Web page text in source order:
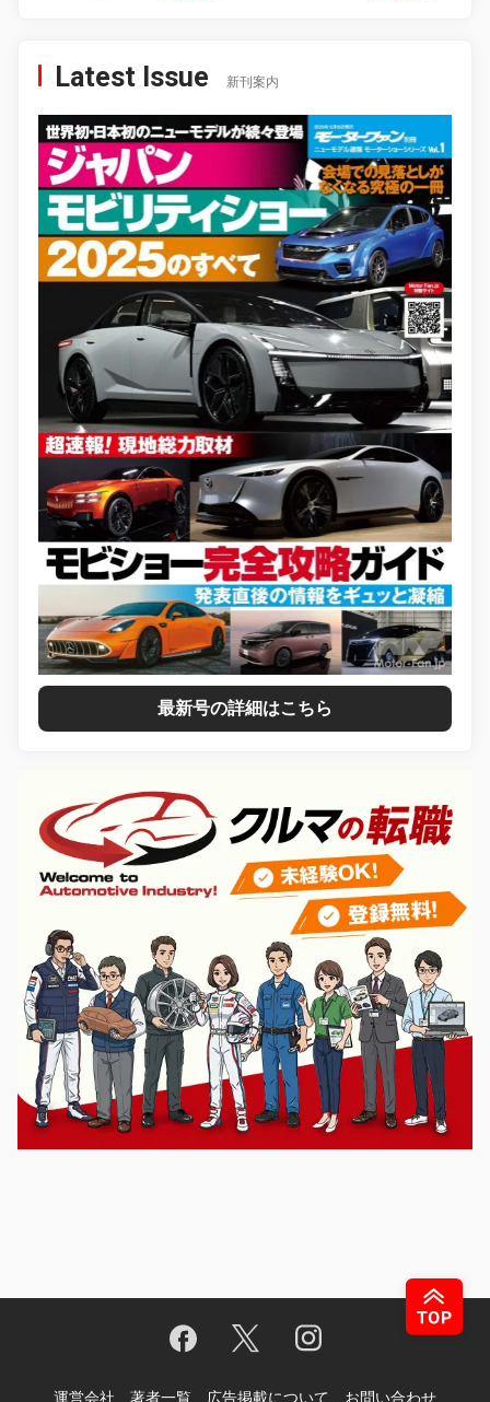
Latest Issue 新刊案内
最新号の詳細はこちら
運営会社 著者一覧 広告掲載について お問い合わせ